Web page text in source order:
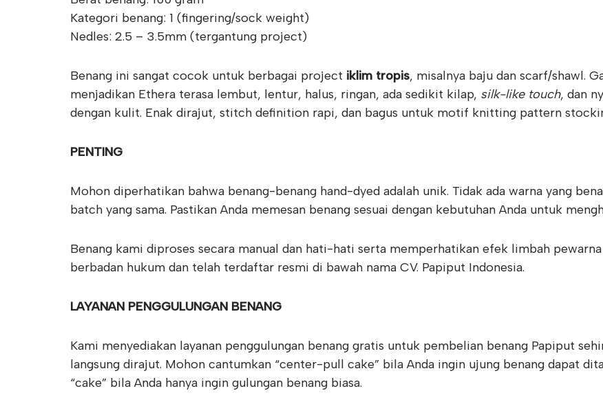
Kategori benang: 1 (fingering/sock weight)
Nedles: 2.5 – 3.5mm (tergantung project)
Benang ini sangat cocok untuk berbagai project iklim tropis, misalnya baju dan scarf/shawl.
menjadikan Ethera terasa lembut, lentur, halus, ringan, ada sedikit kilap, silk-like touch, dan
dengan kulit. Enak dirajut, stitch definition rapi, dan bagus untuk motif knitting pattern
PENTING
Mohon diperhatikan bahwa benang-benang hand-dyed adalah unik. Tidak ada warna yang
batch yang sama. Pastikan Anda memesan benang sesuai dengan kebutuhan Anda untuk
Benang kami diproses secara manual dan hati-hati serta memperhatikan efek limbah
berbadan hukum dan telah terdaftar resmi di bawah nama CV. Papiput Indonesia.
LAYANAN PENGGULUNGAN BENANG
Kami menyediakan layanan penggulungan benang gratis untuk pembelian benang Papiput
langsung dirajut. Mohon cantumkan “center-pull cake” bila Anda ingin ujung benang dapat
“cake” bila Anda hanya ingin gulungan benang biasa.